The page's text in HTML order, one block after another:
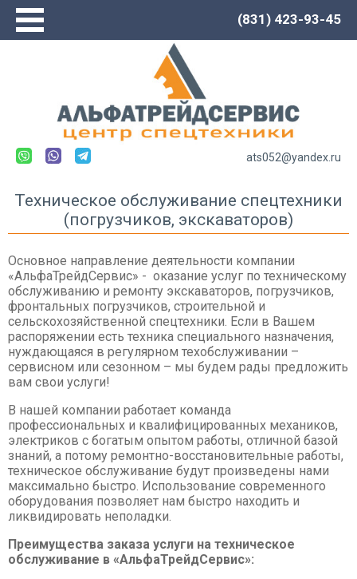
(831) 423-93-45
Сервис
Каталог
Новости
Спецтехника LOVOL
Автогрейдеры
Погрузчики
Экскаваторы
Экскаваторы-погрузчики
Спецтехника XCMG
Карьерные самосвалы
Ресайклеры
Дорожные фрезы
Автогрейдеры
Асфальтоукладчики
Телескопические погрузчики
Катки
ats052@yandex.ru
Техническое обслуживание спецтехники
(погрузчиков, экскаваторов)
Основное направление деятельности компании
«АльфаТрейдСервис» - оказание услуг по техническому
обслуживанию и ремонту экскаваторов, погрузчиков,
фронтальных погрузчиков, строительной и
сельскохозяйственной спецтехники. Если в Вашем
распоряжении есть техника специального назначения,
нуждающаяся в регулярном техобслуживании –
сервисном или сезонном – мы будем рады предложить
вам свои услуги!
В нашей компании работает команда
профессиональных и квалифицированных механиков,
электриков с богатым опытом работы, отличной базой
знаний, а потому ремонтно-восстановительные работы,
техническое обслуживание будут произведены нами
максимально быстро. Использование современного
оборудования позволяет нам быстро находить и
ликвидировать неполадки.
Преимущества заказа услуги на техническое
обслуживание в «АльфаТрейдСервис»: